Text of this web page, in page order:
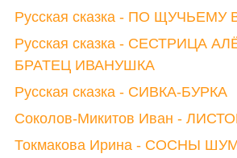
Русская сказка - ПО
Русская сказка - СЕСТРИЦА
БРАТЕЦ ИВАНУШКА
Русская сказка - СИВКА-БУРКА
Соколов-Микитов Иван -
Токмакова Ирина - СОСНЫ